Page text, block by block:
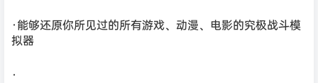
·能够还原你所见过的所有游戏、动漫、电影的究极战斗模
拟器
·